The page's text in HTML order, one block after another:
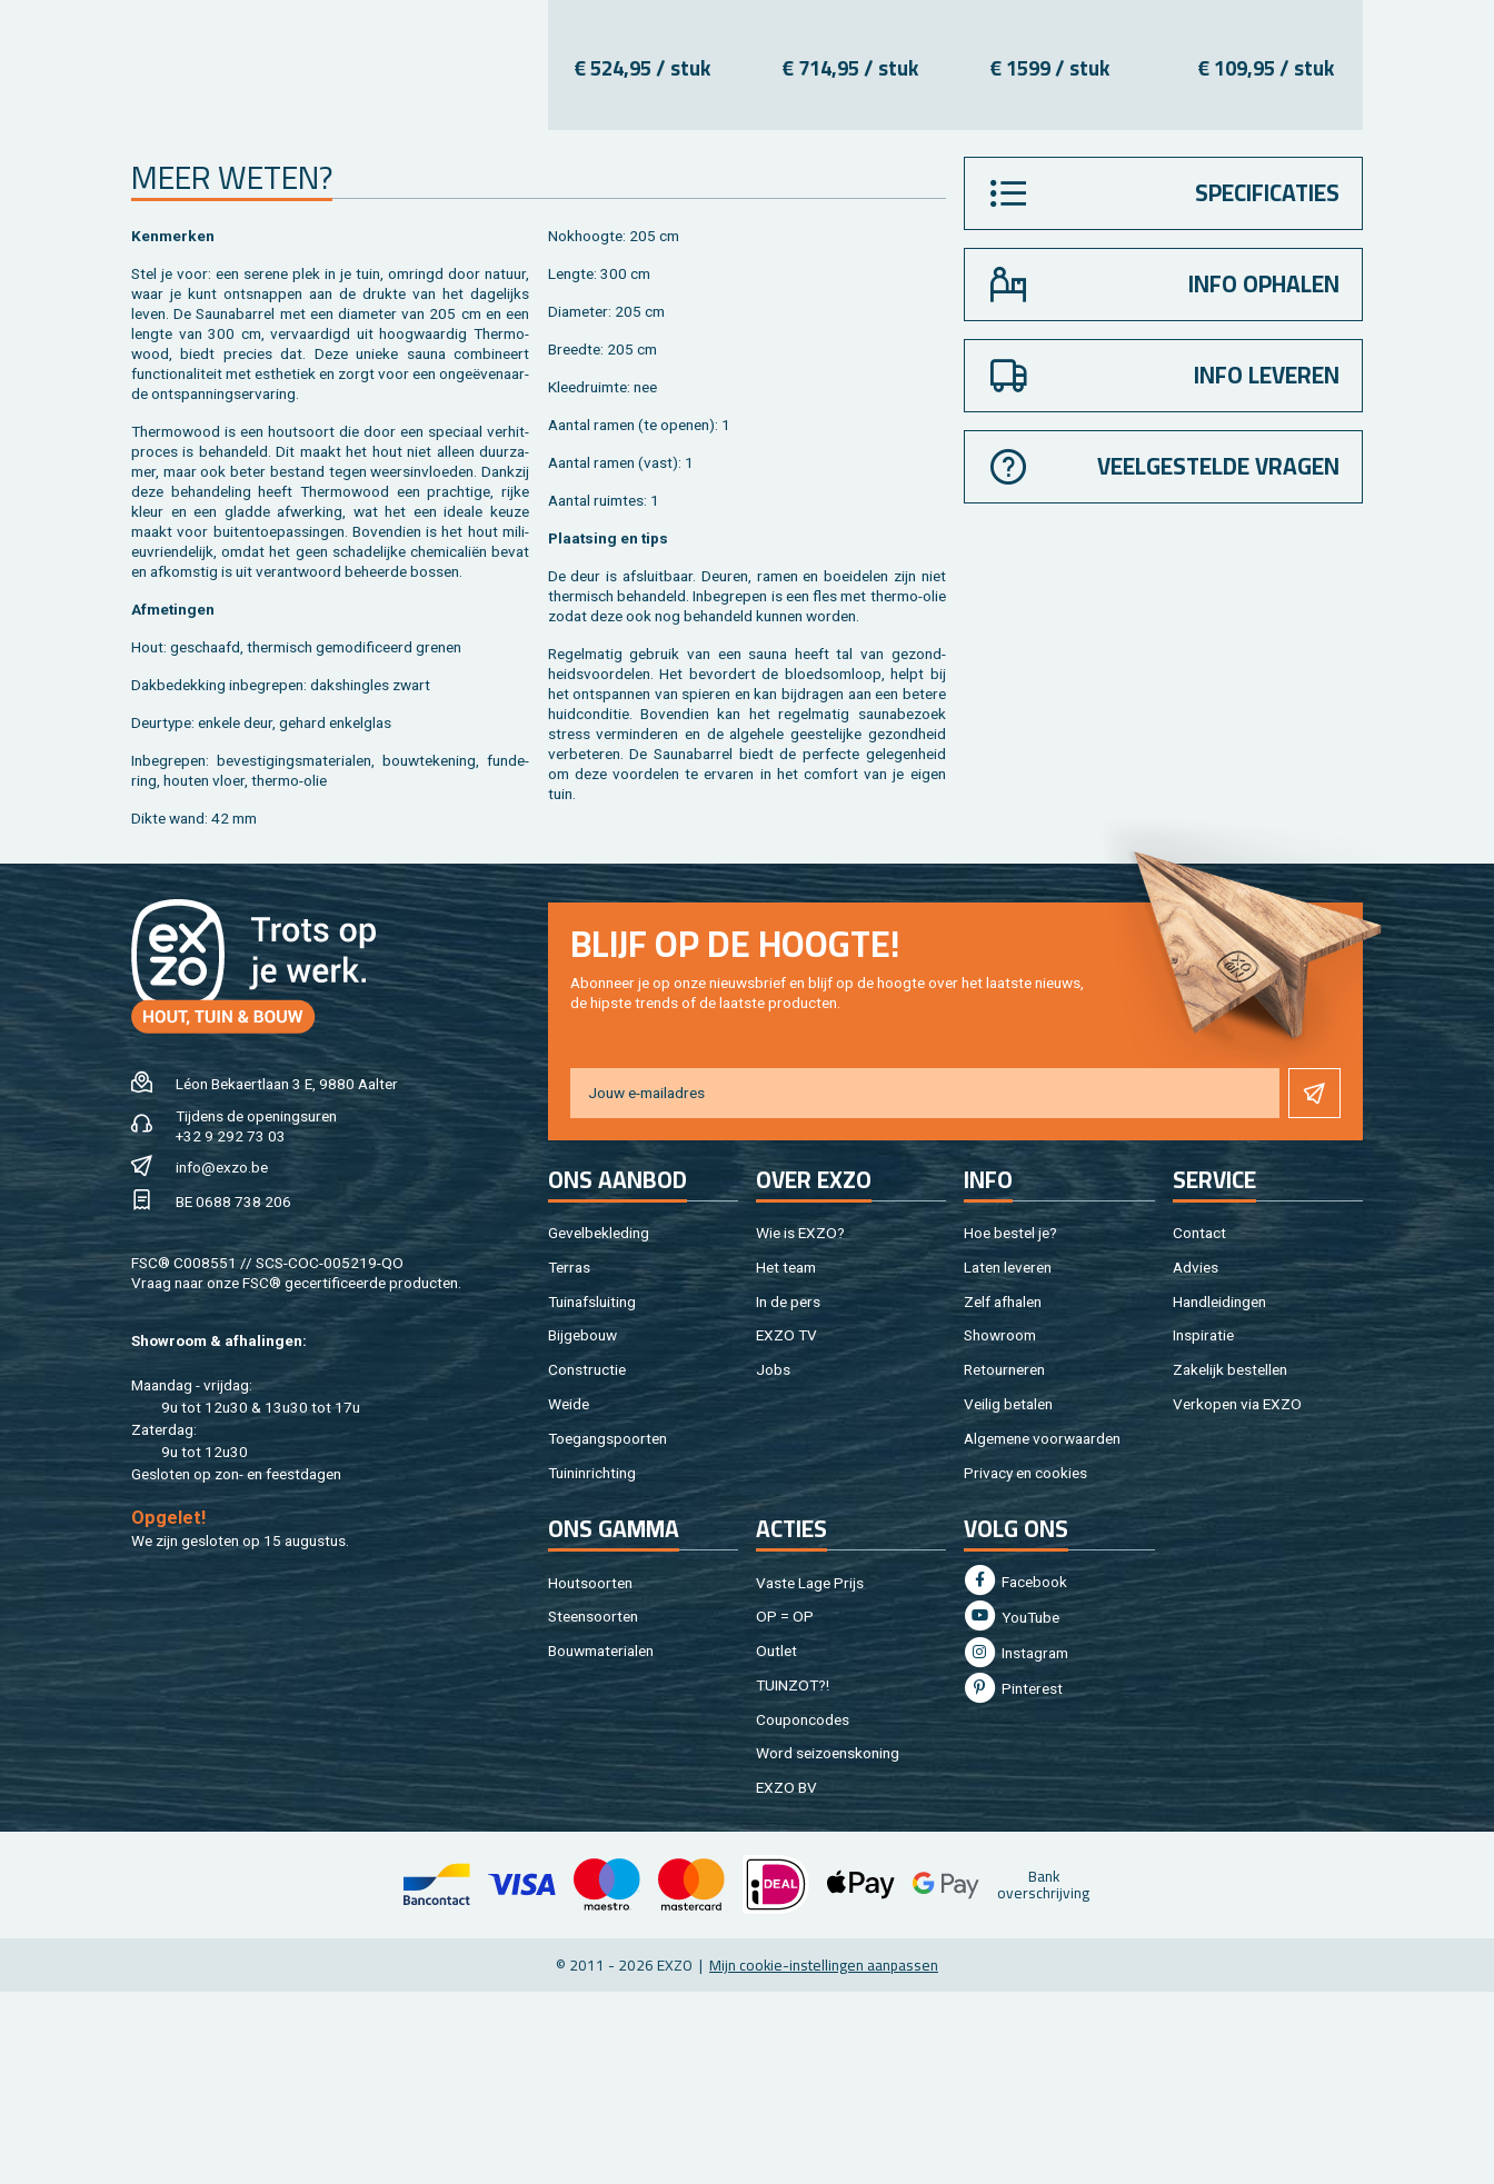
€ 524,95 / stuk € 714,95 / stuk € 1599 / stuk € 109,95 / stuk
MEER WETEN?
Ken­mer­ken
Stel je voor: een se­re­ne plek in je tuin, om­ringd door na­tuur,
waar je kunt ont­snap­pen aan de druk­te van het da­ge­lijks
leven. De Sau­na­bar­rel met een dia­me­ter van 205 cm en een
leng­te van 300 cm, ver­vaar­digd uit hoog­waar­dig Ther­mo­
wood, biedt pre­cies dat. Deze unie­ke sauna com­bi­neert
func­ti­o­na­li­teit met es­the­tiek en zorgt voor een ongeëven­aar­
de ont­span­nings­er­va­ring.
Ther­mo­wood is een hout­soort die door een spe­ci­aal ver­hit-
pro­ces is be­han­deld. Dit maakt het hout niet al­leen duur­za­
mer, maar ook beter be­stand tegen weers­in­vloe­den. Dank­zij
deze be­han­de­ling heeft Ther­mo­wood een prach­ti­ge, rijke
kleur en een glad­de af­wer­king, wat het een ide­a­le keuze
maakt voor bui­ten­toe­pas­sin­gen. Bo­ven­dien is het hout mi­li­
eu­vrien­de­lijk, omdat het geen scha­de­lij­ke che­mi­ca­liën bevat
en af­kom­stig is uit ver­ant­woord be­heer­de bos­sen.
Af­me­tin­gen
Hout: ge­schaafd, ther­misch ge­mo­di­fi­ceerd gre­nen
Dak­be­dek­king in­be­gre­pen: daks­hingles zwart
Deur­ty­pe: en­ke­le deur, ge­hard en­kel­glas
In­be­gre­pen: be­ves­ti­gings­ma­te­ri­a­len, bouw­te­ke­ning, fun­de­
ring, hou­ten vloer, ther­mo-olie
Dikte wand: 42 mm
Nok­hoog­te: 205 cm
Leng­te: 300 cm
Dia­me­ter: 205 cm
Breed­te: 205 cm
Kleed­ruim­te: nee
Aan­tal ramen (te ope­nen): 1
Aan­tal ramen (vast): 1
Aan­tal ruim­tes: 1
Plaat­sing en tips
De deur is af­sluit­baar. Deu­ren, ramen en boei­de­len zijn niet
ther­misch be­han­deld. In­be­gre­pen is een fles met ther­mo-olie
zodat deze ook nog be­han­deld kun­nen wor­den.
Re­gel­ma­tig ge­bruik van een sauna heeft tal van ge­zond­
heids­voor­de­len. Het be­vor­dert de bloeds­om­loop, helpt bij
het ont­span­nen van spie­ren en kan bij­dra­gen aan een be­te­re
huid­con­di­tie. Bo­ven­dien kan het re­gel­ma­tig sau­na­be­zoek
stress ver­min­de­ren en de al­ge­he­le gees­te­lij­ke ge­zond­heid
ver­be­te­ren. De Sau­na­bar­rel biedt de per­fec­te ge­le­gen­heid
om deze voor­de­len te er­va­ren in het com­fort van je eigen
tuin.
SPECIFICATIES
INFO OPHALEN
INFO LEVEREN
VEELGESTELDE VRAGEN
Léon Be­kaert­laan 3 E, 9880 Aal­ter
Tij­dens de ope­nings­uren
+32 9 292 73 03
info@​exzo.​be
BE 0688 738 206
FSC® C008551 // SCS-COC-005219-QO
Vraag naar onze FSC® ge­cer­ti­fi­ceer­de pro­duc­ten.
Show­room & af­ha­lin­gen:
Maan­dag - vrij­dag:
9u tot 12u30 & 13u30 tot 17u
Za­ter­dag:
9u tot 12u30
Ge­slo­ten op zon- en feest­da­gen
Op­ge­let!
We zijn ge­slo­ten op 15 au­gus­tus.
BLIJF OP DE HOOG­TE!
Abon­neer je op onze nieuws­brief en blijf op de hoog­te over het laat­ste nieuws,
de hip­s­te trends of de laat­ste pro­duc­ten.
ONS AAN­BOD
Ge­vel­be­kle­ding
Ter­ras
Tuin­af­slui­ting
Bij­ge­bouw
Con­struc­tie
Weide
Toe­gangs­poor­ten
Tuin­in­rich­ting
OVER EXZO
Wie is EXZO?
Het team
In de pers
EXZO TV
Jobs
INFO
Hoe be­stel je?
Laten le­ve­ren
Zelf af­ha­len
Show­room
Re­tour­ne­ren
Vei­lig be­ta­len
Al­ge­me­ne voor­waar­den
Pri­va­cy en coo­kies
SER­VI­CE
Con­tact
Ad­vies
Hand­lei­din­gen
In­spi­ra­tie
Za­ke­lijk be­stel­len
Ver­ko­pen via EXZO
ONS GAMMA
Hout­soor­ten
Steen­soor­ten
Bouw­ma­te­ri­a­len
AC­TIES
Vaste Lage Prijs
OP = OP
Out­let
TUIN­ZOT?!
Cou­pon­co­des
Word sei­zoens­ko­ning
EXZO BV
VOLG ONS
Fa­cebook
You­Tu­be
In­st­agram
Pin­te­rest
Bank
over­schrij­ving
© 2011 - 2026 EXZO | Mijn coo­kie-in­stel­lin­gen aan­pas­sen